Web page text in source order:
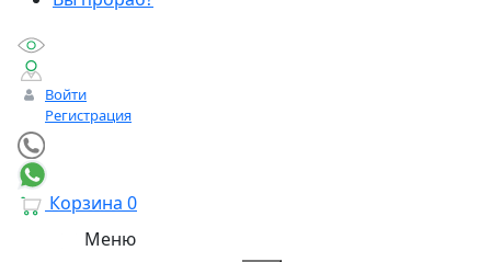
Войти
Регистрация
Корзина 0
Меню